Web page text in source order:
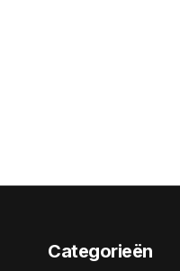
Categorieën